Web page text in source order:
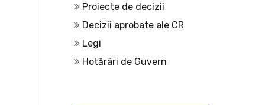
Proiecte de decizii
Decizii aprobate ale CR
Legi
Hotărâri de Guvern